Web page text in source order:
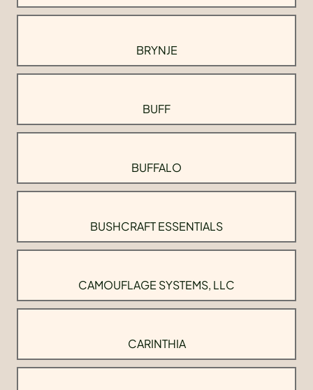
BRYNJE
BUFF
BUFFALO
BUSHCRAFT ESSENTIALS
CAMOUFLAGE SYSTEMS, LLC
CARINTHIA